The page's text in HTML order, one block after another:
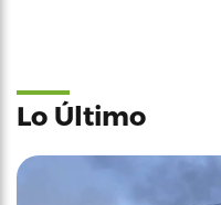
Lo Último